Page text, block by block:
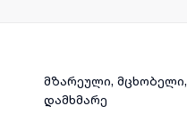
მზარეული, მცხობელი,
დამხმარე